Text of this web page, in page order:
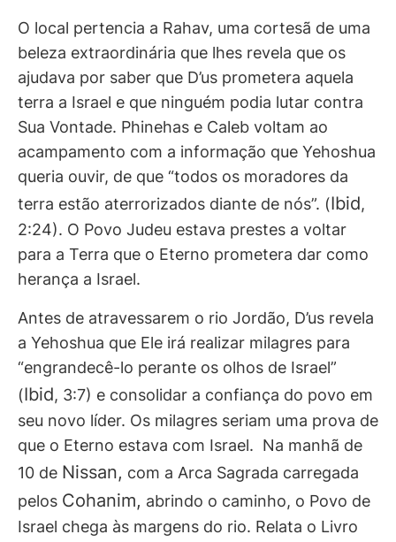
O local pertencia a Rahav, uma cortesã de uma
beleza extraordinária que lhes revela que os
ajudava por saber que D’us prometera aquela
terra a Israel e que ninguém podia lutar contra
Sua Vontade. Phinehas e Caleb voltam ao
acampamento com a informação que Yehoshua
queria ouvir, de que “todos os moradores da
terra estão aterrorizados diante de nós”. (Ibid,
2:24). O Povo Judeu estava prestes a voltar
para a Terra que o Eterno prometera dar como
herança a Israel.
Antes de atravessarem o rio Jordão, D’us revela
a Yehoshua que Ele irá realizar milagres para
“engrandecê-lo perante os olhos de Israel”
(Ibid, 3:7) e consolidar a confiança do povo em
seu novo líder. Os milagres seriam uma prova de
que o Eterno estava com Israel. Na manhã de
10 de Nissan, com a Arca Sagrada carregada
pelos Cohanim, abrindo o caminho, o Povo de
Israel chega às margens do rio. Relata o Livro